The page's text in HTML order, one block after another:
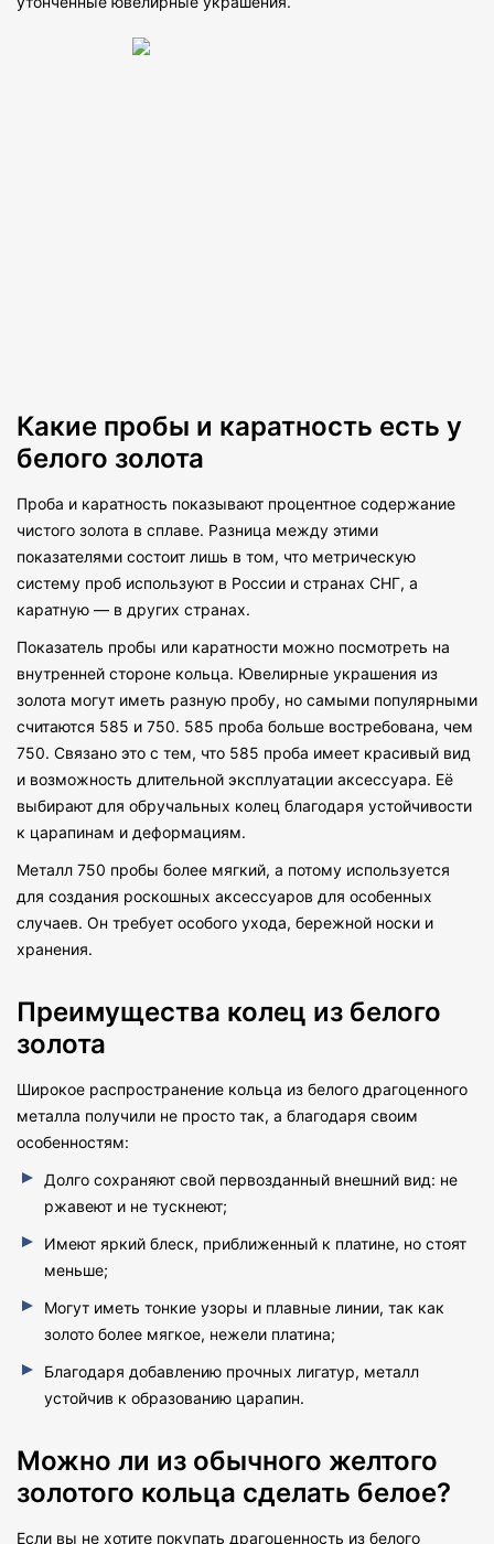
Какие пробы и каратность есть у
белого золота
Проба и каратность показывают процентное содержание
чистого золота в сплаве. Разница между этими
показателями состоит лишь в том, что метрическую
систему проб используют в России и странах СНГ, а
каратную — в других странах.
Показатель пробы или каратности можно посмотреть на
внутренней стороне кольца. Ювелирные украшения из
золота могут иметь разную пробу, но самыми популярными
считаются 585 и 750. 585 проба больше востребована, чем
750. Связано это с тем, что 585 проба имеет красивый вид
и возможность длительной эксплуатации аксессуара. Её
выбирают для обручальных колец благодаря устойчивости
к царапинам и деформациям.
Металл 750 пробы более мягкий, а потому используется
для создания роскошных аксессуаров для особенных
случаев. Он требует особого ухода, бережной носки и
хранения.
Преимущества колец из белого
золота
Широкое распространение кольца из белого драгоценного
металла получили не просто так, а благодаря своим
особенностям:
Долго сохраняют свой первозданный внешний вид: не
ржавеют и не тускнеют;
Имеют яркий блеск, приближенный к платине, но стоят
меньше;
Могут иметь тонкие узоры и плавные линии, так как
золото более мягкое, нежели платина;
Благодаря добавлению прочных лигатур, металл
устойчив к образованию царапин.
Можно ли из обычного желтого
золотого кольца сделать белое?
Если вы не хотите покупать драгоценность из белого